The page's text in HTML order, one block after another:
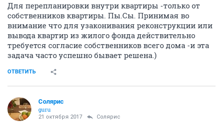
Для перепланировки внутри квартиры -только от
собственников квартиры. Пы.Сы. Принимая во
внимание что для узаконивания реконструкции или
вывода квартир из жилого фонда действительно
требуется согласие собственников всего дома -и эта
задача часто успешно бывает решена.)
ОТВЕТИТЬ
Солярис
guru
21 октября 2017 Солярис